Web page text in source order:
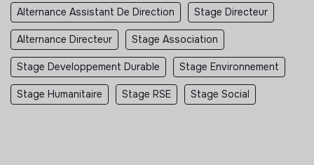
Alternance Assistant De Direction Stage Directeur
Alternance Directeur Stage Association
Stage Developpement Durable Stage Environnement
Stage Humanitaire Stage RSE Stage Social